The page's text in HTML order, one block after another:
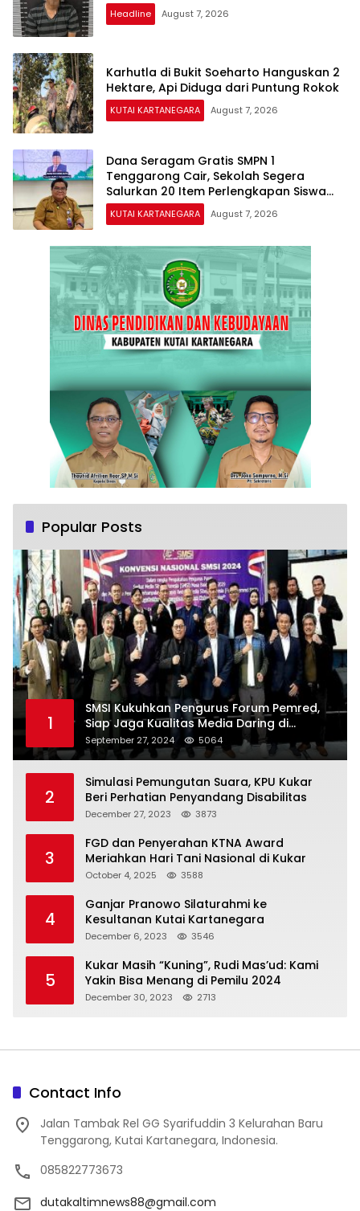
Headline August 7, 2026
Karhutla di Bukit Soeharto Hanguskan 2
Hektare, Api Diduga dari Puntung Rokok
KUTAI KARTANEGARA August 7, 2026
Dana Seragam Gratis SMPN 1
Tenggarong Cair, Sekolah Segera
Salurkan 20 Item Perlengkapan Siswa
Baru
KUTAI KARTANEGARA August 7, 2026
Popular Posts
1
SMSI Kukuhkan Pengurus Forum Pemred,
Siap Jaga Kualitas Media Daring di
Indonesia
September 27, 2024 5064
2
Simulasi Pemungutan Suara, KPU Kukar
Beri Perhatian Penyandang Disabilitas
December 27, 2023 3873
3
FGD dan Penyerahan KTNA Award
Meriahkan Hari Tani Nasional di Kukar
October 4, 2025 3588
4
Ganjar Pranowo Silaturahmi ke
Kesultanan Kutai Kartanegara
December 6, 2023 3546
5
Kukar Masih “Kuning”, Rudi Mas’ud: Kami
Yakin Bisa Menang di Pemilu 2024
December 30, 2023 2713
Contact Info
Jalan Tambak Rel GG Syarifuddin 3 Kelurahan Baru
Tenggarong, Kutai Kartanegara, Indonesia.
085822773673
dutakaltimnews88@gmail.com